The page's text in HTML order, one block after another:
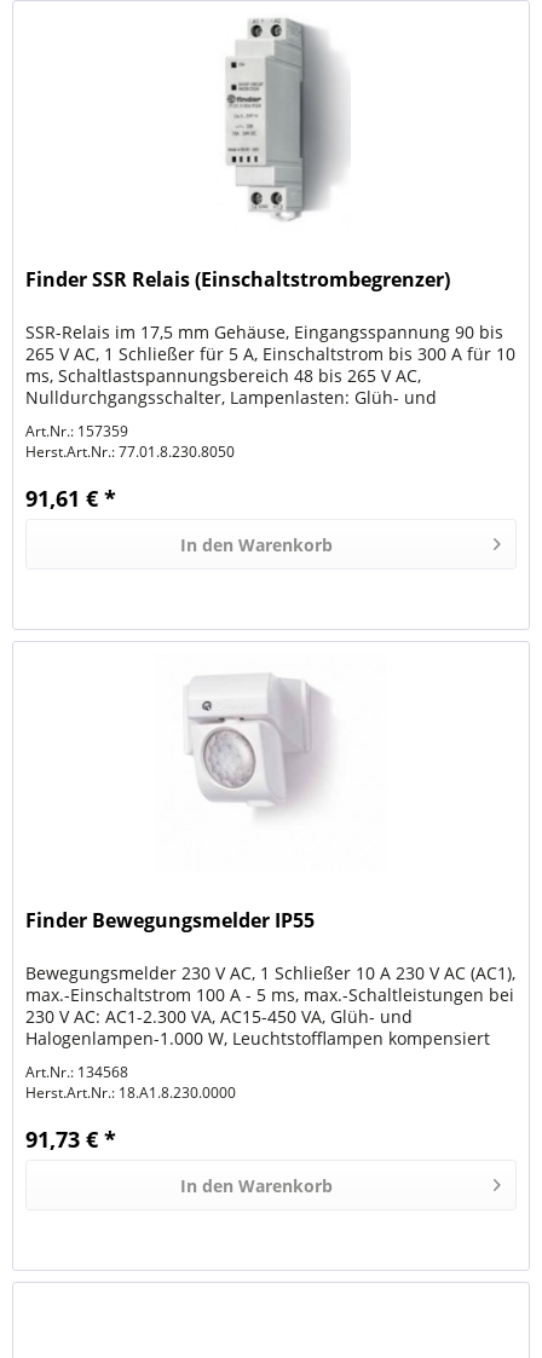
Finder SSR Relais (Einschaltstrombegrenzer)
SSR-Relais im 17,5 mm Gehäuse, Eingangsspannung 90 bis
265 V AC, 1 Schließer für 5 A, Einschaltstrom bis 300 A für 10
ms, Schaltlastspannungsbereich 48 bis 265 V AC,
Nulldurchgangsschalter, Lampenlasten: Glüh- und
Art.Nr.: 157359
Herst.Art.Nr.:77.01.8.230.8050
91,61 € *
In den Warenkorb
Finder Bewegungsmelder IP55
Bewegungsmelder 230 V AC, 1 Schließer 10 A 230 V AC (AC1),
max.-Einschaltstrom 100 A - 5 ms, max.-Schaltleistungen bei
230 V AC: AC1-2.300 VA, AC15-450 VA, Glüh- und
Halogenlampen-1.000 W, Leuchtstofflampen kompensiert
Art.Nr.: 134568
Herst.Art.Nr.: 18.A1.8.230.0000
91,73 € *
In den Warenkorb